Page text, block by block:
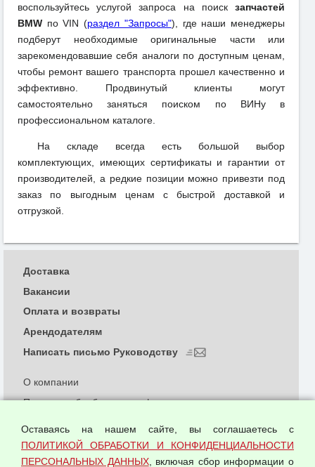
воспользуйтесь услугой запроса на поиск запчастей
BMW по VIN (раздел "Запросы"), где наши менеджеры
подберут необходимые оригинальные части или
зарекомендовавшие себя аналоги по доступным ценам,
чтобы ремонт вашего транспорта прошел качественно и
эффективно. Продвинутый клиенты могут
самостоятельно заняться поиском по ВИНу в
профессиональном каталоге.
На складе всегда есть большой выбор
комплектующих, имеющих сертификаты и гарантии от
производителей, а редкие позиции можно привезти под
заказ по выгодным ценам с быстрой доставкой и
отгрузкой.
О компании
Политика обработки и конфиденциальности
Согласием на обработку персональных данных
Оферта оптовой купли-продажи
Доставка
Вакансии
Оплата и возвраты
Арендодателям
Написать письмо Руководству
Оставаясь на нашем сайте, вы соглашаетесь с
ПОЛИТИКОЙ ОБРАБОТКИ И КОНФИДЕНЦИАЛЬНОСТИ
ПЕРСОНАЛЬНЫХ ДАННЫХ, включая сбор информации о